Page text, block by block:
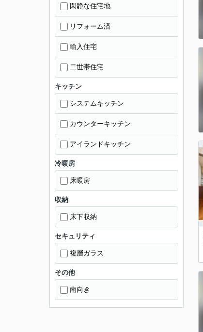
閑静な住宅地
リフォーム済
輸入住宅
二世帯住宅
キッチン
システムキッチン
カウンターキッチン
アイランドキッチン
冷暖房
床暖房
収納
床下収納
セキュリティ
複層ガラス
その他
南向き